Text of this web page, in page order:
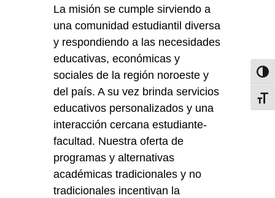
La misión se cumple sirviendo a
una comunidad estudiantil diversa
y respondiendo a las necesidades
educativas, económicas y
sociales de la región noroeste y
del país. A su vez brinda servicios
educativos personalizados y una
interacción cercana estudiante-
facultad. Nuestra oferta de
programas y alternativas
académicas tradicionales y no
tradicionales incentivan la